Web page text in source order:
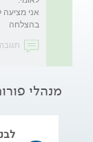
בהצלחה
תגובה
מנהלי